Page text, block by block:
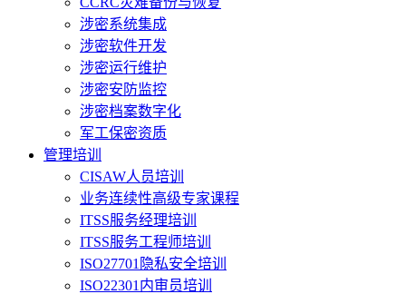
涉密系统集成
涉密软件开发
涉密运行维护
涉密安防监控
涉密档案数字化
军工保密资质
管理培训
CISAW人员培训
业务连续性高级专家课程
ITSS服务经理培训
ITSS服务工程师培训
ISO27701隐私安全培训
ISO22301内审员培训